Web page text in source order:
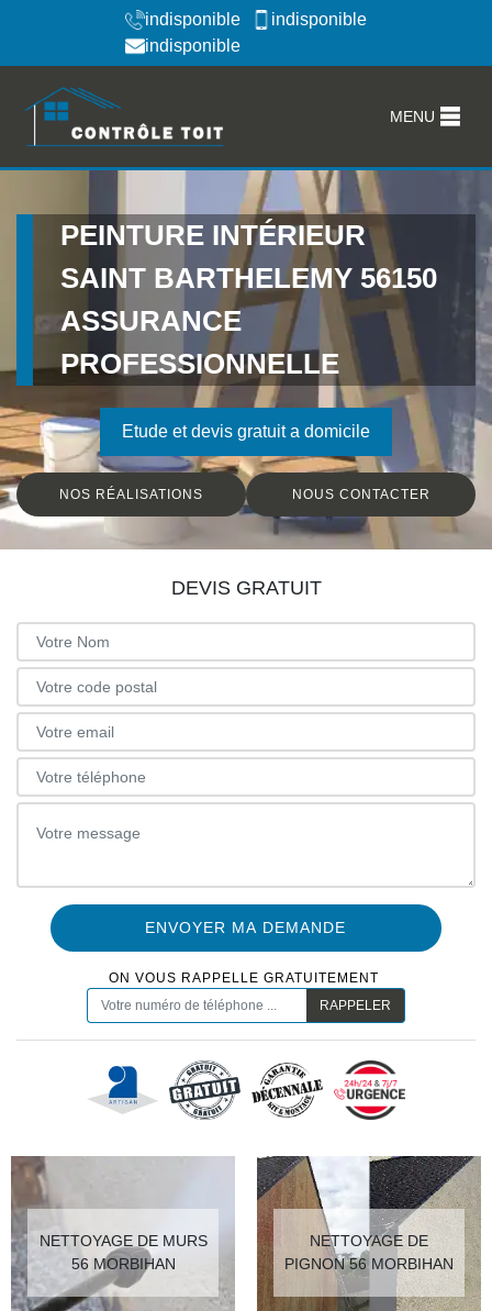
indisponible
indisponible
indisponible
MENU
PEINTURE INTÉRIEUR
SAINT BARTHELEMY 56150
ASSURANCE
PROFESSIONNELLE
Etude et devis gratuit a domicile
NOS RÉALISATIONS NOUS CONTACTER
DEVIS GRATUIT
ON VOUS RAPPELLE GRATUITEMENT
NETTOYAGE DE MURS
56 MORBIHAN
NETTOYAGE DE
PIGNON 56 MORBIHAN